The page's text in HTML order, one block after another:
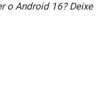
o Android 16? Deixe